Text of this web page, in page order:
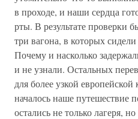
в проходе, и наши сердца
рты. В результате проверки
три вагона, в которых
Почему и насколько
и не узнали. Остальных
для более узкой
началось наше путешествие
остались не только лагеря,